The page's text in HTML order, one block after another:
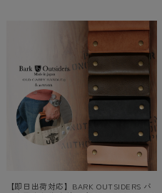
【即日出荷対応】BARK OUTSIDERS バ